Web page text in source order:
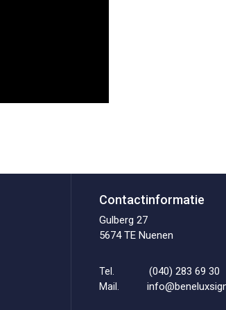
Contactinformatie
Gulberg 27
5674 TE Nuenen
Tel. (040) 283 69 30
Mail.